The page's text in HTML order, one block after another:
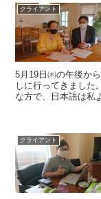
クライアント
5月19日㈭の午後か
しに行ってきました。 女性社長の石（セキ）さんは、中国籍
な方で、日本語は私より上手です
クライアント